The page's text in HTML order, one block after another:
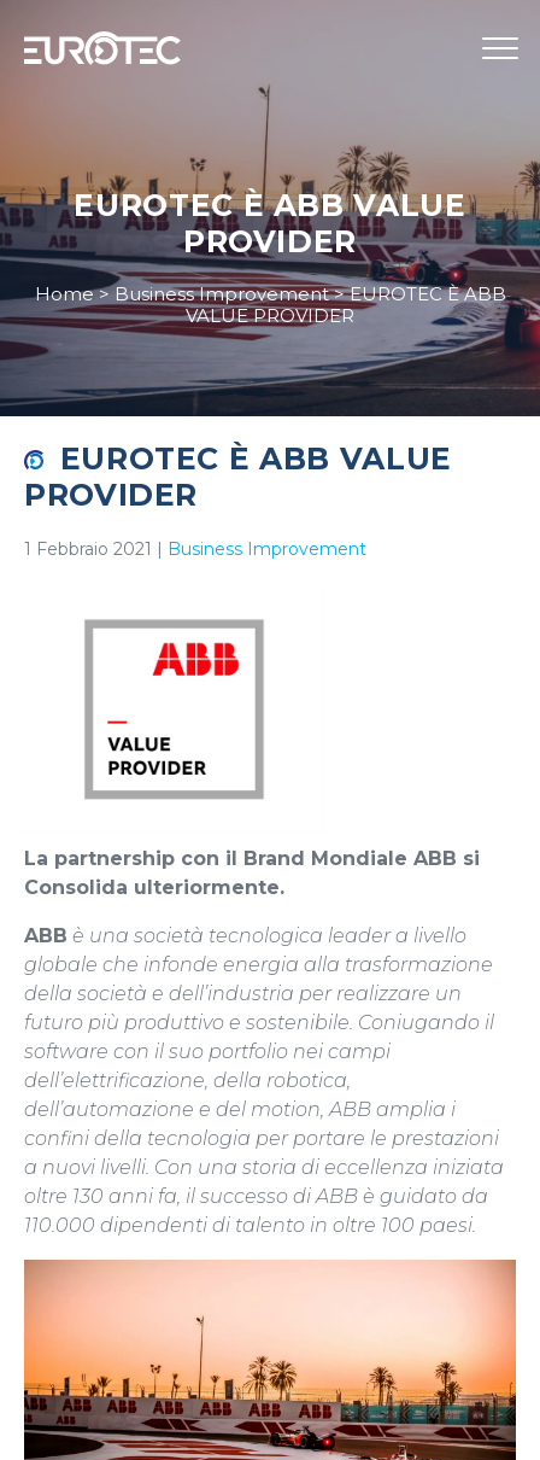
TELECONTROLLO
SERVIZI
EUROTEC
LAVORA CON NOI
EUROTEC È ABB VALUE
PROVIDER
Home>Business Improvement>EUROTEC È ABB
VALUE PROVIDER
EUROTEC È ABB VALUE
PROVIDER
1 Febbraio 2021 | Business Improvement
La partnership con il Brand Mondiale ABB si
Consolida ulteriormente.
ABB è una società tecnologica leader a livello
globale che infonde energia alla trasformazione
della società e dell’industria per realizzare un
futuro più produttivo e sostenibile. Coniugando il
software con il suo portfolio nei campi
dell’elettrificazione, della robotica,
dell’automazione e del motion, ABB amplia i
confini della tecnologia per portare le prestazioni
a nuovi livelli. Con una storia di eccellenza iniziata
oltre 130 anni fa, il successo di ABB è guidato da
110.000 dipendenti di talento in oltre 100 paesi.